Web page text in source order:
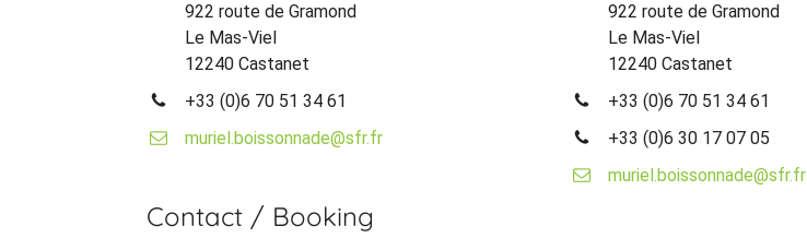
922 route de Gramond
Le Mas-Viel
12240 Castanet
+33 (0)6 70 51 34 61
muriel.boissonnade@sfr.fr
922 route de Gramond
Le Mas-Viel
12240 Castanet
+33 (0)6 70 51 34 61
+33 (0)6 30 17 07 05
muriel.boissonnade@sfr.fr
Contact / Booking